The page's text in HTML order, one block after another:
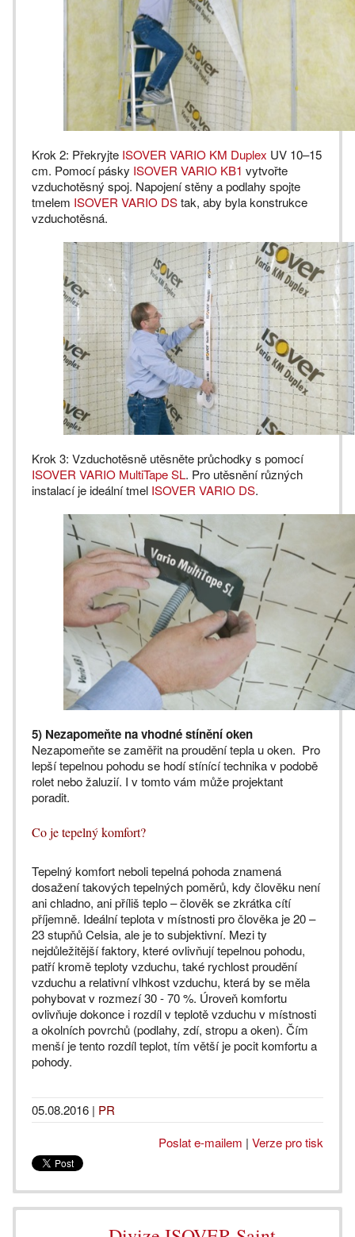
Krok 2: Překryjte ISOVER VARIO KM Duplex UV 10–15
cm. Pomocí pásky ISOVER VARIO KB1 vytvořte
vzduchotěsný spoj. Napojení stěny a podlahy spojte
tmelem ISOVER VARIO DStak, aby byla konstrukce
vzduchotěsná.
Krok 3: Vzduchotěsně utěsněte průchodky s pomocí
ISOVER VARIO MultiTape SL. Pro utěsnění různých
instalací je ideální tmel ISOVER VARIO DS.
5) Nezapomeňte na vhodné stínění oken
Nezapomeňte se zaměřit na proudění tepla u oken. Pro
lepší tepelnou pohodu se hodí stínící technika v podobě
rolet nebo žaluzií. I v tomto vám může projektant
poradit.
Co je tepelný komfort?
Tepelný komfort neboli tepelná pohoda znamená
dosažení takových tepelných poměrů, kdy člověku není
ani chladno, ani příliš teplo – člověk se zkrátka cítí
příjemně. Ideální teplota v místnosti pro člověka je 20 –
23 stupňů Celsia, ale je to subjektivní. Mezi ty
nejdůležitější faktory, které ovlivňují tepelnou pohodu,
patří kromě teploty vzduchu, také rychlost proudění
vzduchu a relativní vlhkost vzduchu, která by se měla
pohybovat v rozmezí 30 - 70 %. Úroveň komfortu
ovlivňuje dokonce i rozdíl v teplotě vzduchu v místnosti
a okolních povrchů (podlahy, zdí, stropu a oken). Čím
menší je tento rozdíl teplot, tím větší je pocit komfortu a
pohody.
05.08.2016 | PR
Poslat e-mailem | Verze pro tisk